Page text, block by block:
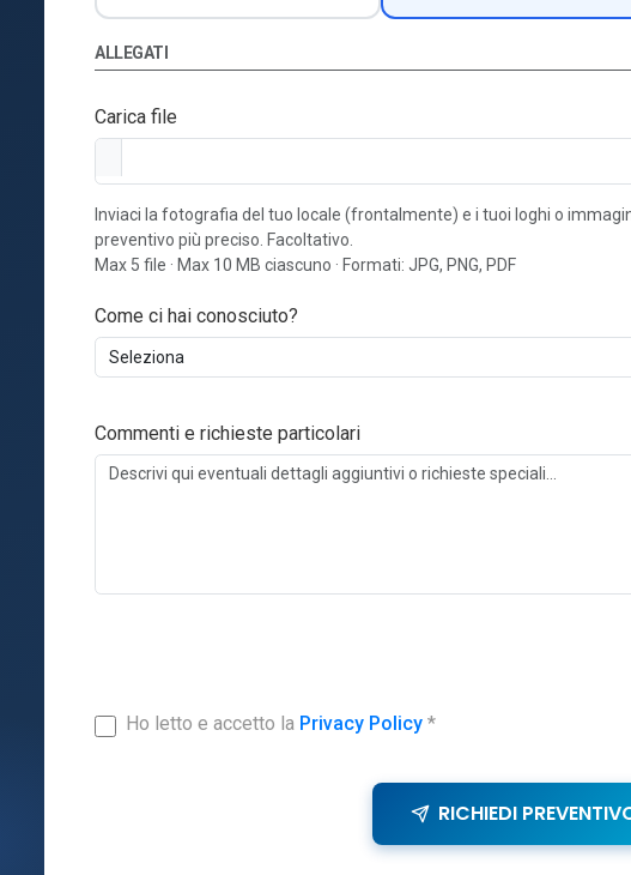
ALLEGATI
Carica file
Inviaci la fotografia del tuo locale (frontalmente) e i tuoi loghi o
preventivo più preciso. Facoltativo.
Max 5 file · Max 10 MB ciascuno · Formati: JPG, PNG, PDF
Come ci hai conosciuto?
Commenti e richieste particolari
Ho letto e accetto la Privacy Policy *
RICHIEDI